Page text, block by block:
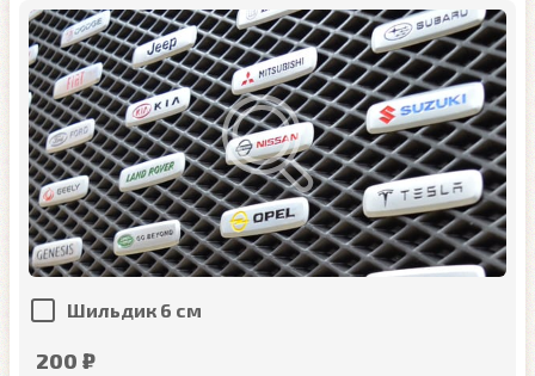
Шильдик 6 см
200 ₽